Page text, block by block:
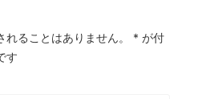
ることはありません。 * が付
す